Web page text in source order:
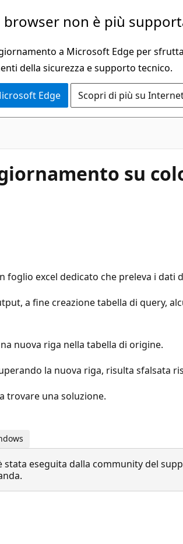
browser non è più
a Microsoft Edge per
della sicurezza e supporto tecnico.
Edge Scopri di più su
su
excel dedicato che preleva i dati
a fine creazione tabella di query,
nuova riga nella tabella di origine.
la nuova riga, risulta
trovare una soluzione.
stata eseguita dalla community del